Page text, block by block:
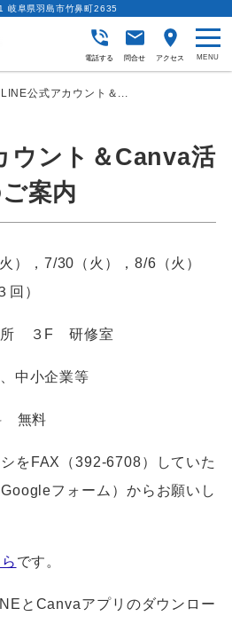
岐阜県羽島市竹鼻町2635
電話する 問合せ アクセス
LINE公式アカウント＆...
ウント＆Canva活
案内
），7/30（火），8/6（火）
回）
３F 研修室
中小企業等
無料
をFAX（392-6708）していた
Googleフォーム）からお願いし
です。
とCanvaアプリのダウンロー